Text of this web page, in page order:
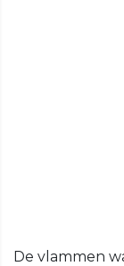
De vlammen